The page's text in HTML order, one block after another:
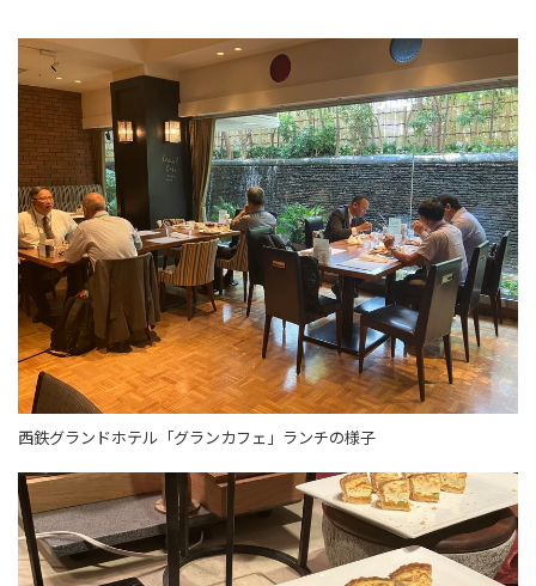
西鉄グランドホテル「グランカフェ」ランチの様子